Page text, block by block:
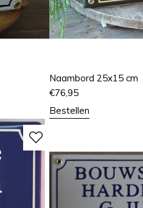
Naambord 25x15 cm
€76,95
Bestellen